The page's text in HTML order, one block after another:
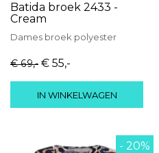
Batida broek 2433 -
Cream
Dames broek polyester
€ 69,- € 55,-
IN WINKELWAGEN
- 20%